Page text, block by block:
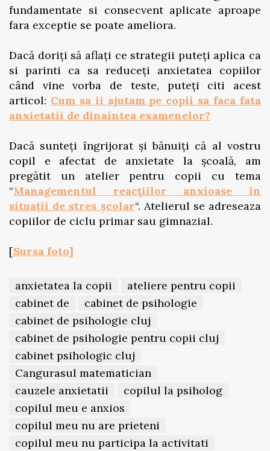
fundamentate si consecvent aplicate aproape
fara exceptie se poate ameliora.
Dacă doriți să aflați ce strategii puteți aplica ca
si parinti ca sa reduceți anxietatea copiilor
când vine vorba de teste, puteți citi acest
articol: Cum sa ii ajutam pe copii sa faca fata
anxietatii de dinaintea examenelor?
Dacă sunteți îngrijorat și bănuiți că al vostru
copil e afectat de anxietate la școală, am
pregătit un atelier pentru copii cu tema
“Managementul reacţiilor anxioase în
situații de stres școlar“. Atelierul se adreseaza
copiilor de ciclu primar sau gimnazial.
[Sursa foto]
anxietatea la copii
ateliere pentru copii
cabinet de
cabinet de psihologie
cabinet de psihologie cluj
cabinet de psihologie pentru copii cluj
cabinet psihologic cluj
Cangurasul matematician
cauzele anxietatii
copilul la psiholog
copilul meu e anxios
copilul meu nu are prieteni
copilul meu nu participa la activitati